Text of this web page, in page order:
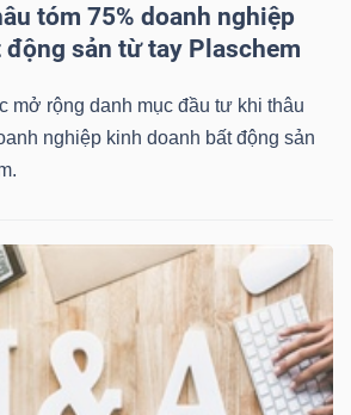
tóm 75% doanh nghiệp
động sản từ tay Plaschem
mở rộng danh mục đầu tư khi thâu
nghiệp kinh doanh bất động sản